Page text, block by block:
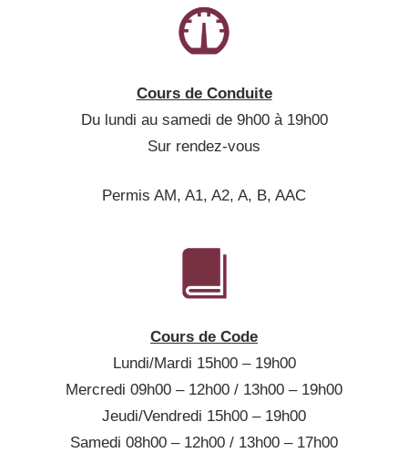
Cours de Conduite
Du lundi au samedi de 9h00 à 19h00
Sur rendez-vous
Permis AM, A1, A2, A, B, AAC
Cours de Code
Lundi/Mardi 15h00 – 19h00
Mercredi 09h00 – 12h00 / 13h00 – 19h00
Jeudi/Vendredi 15h00 – 19h00
Samedi 08h00 – 12h00 / 13h00 – 17h00